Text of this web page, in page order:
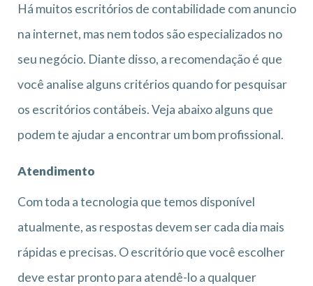
Há muitos escritórios de contabilidade com anuncio
na internet, mas nem todos são especializados no
seu negócio. Diante disso, a recomendação é que
você analise alguns critérios quando for pesquisar
os escritórios contábeis. Veja abaixo alguns que
podem te ajudar a encontrar um bom profissional.
Atendimento
Com toda a tecnologia que temos disponível
atualmente, as respostas devem ser cada dia mais
rápidas e precisas. O escritório que você escolher
deve estar pronto para atendê-lo a qualquer